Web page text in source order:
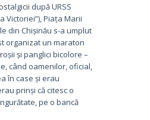
după URSS
Victoriei”), Piața Marii
din Chișinău s-a umplut
organizat un maraton
și panglici bicolore –
când oamenilor, oficial,
în case și erau
prinși că citesc o
pe o bancă